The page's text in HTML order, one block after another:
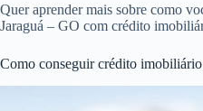
Quer aprender mais sobre como
Jaraguá – GO com crédito
Como conseguir crédito